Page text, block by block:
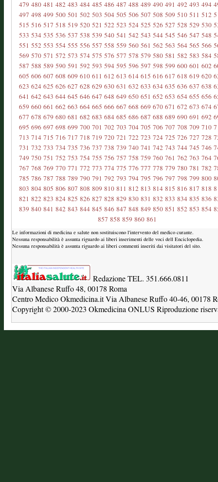
479 480 481 482 483 484 485 486 487 488 489 490 491 492 493 494
497 498 499 500 501 502 503 504 505 506 507 508 509 510 511 512
515 516 517 518 519 520 521 522 523 524 525 526 527 528 529 530
533 534 535 536 537 538 539 540 541 542 543 544 545 546 547 548
551 552 553 554 555 556 557 558 559 560 561 562 563 564 565 566
569 570 571 572 573 574 575 576 577 578 579 580 581 582 583 584
587 588 589 590 591 592 593 594 595 596 597 598 599 600 601 602
605 606 607 608 609 610 611 612 613 614 615 616 617 618 619 620
623 624 625 626 627 628 629 630 631 632 633 634 635 636 637 638
641 642 643 644 645 646 647 648 649 650 651 652 653 654 655 656
659 660 661 662 663 664 665 666 667 668 669 670 671 672 673 674
677 678 679 680 681 682 683 684 685 686 687 688 689 690 691 692
695 696 697 698 699 700 701 702 703 704 705 706 707 708 709 710
713 714 715 716 717 718 719 720 721 722 723 724 725 726 727 728
731 732 733 734 735 736 737 738 739 740 741 742 743 744 745 746
749 750 751 752 753 754 755 756 757 758 759 760 761 762 763 764
767 768 769 770 771 772 773 774 775 776 777 778 779 780 781 782
785 786 787 788 789 790 791 792 793 794 795 796 797 798 799 800
803 804 805 806 807 808 809 810 811 812 813 814 815 816 817 818
821 822 823 824 825 826 827 828 829 830 831 832 833 834 835 836
839 840 841 842 843 844 845 846 847 848 849 850 851 852 853 854
857 858 859 860 861
Le informazioni di medicina e salute non sostituiscono l'intervento del medico curante.
Nessuna responsabilità è assunta riguardo ai liberi inserimenti delle voci dell Enciclopedia.
Nessuna responsabilità è assunta riguardo ai liberi commenti inseriti dai visitatori del sito.
Redazione TEL. 351.666.0811
Via Albanese Ruffo 48, 00178 Roma
Centro Medico Okmedicina.it Via Albanese Ruffo 40-46, 00178
Copyright © 2000-2023 Okmedicina ONLUS Riproduzione